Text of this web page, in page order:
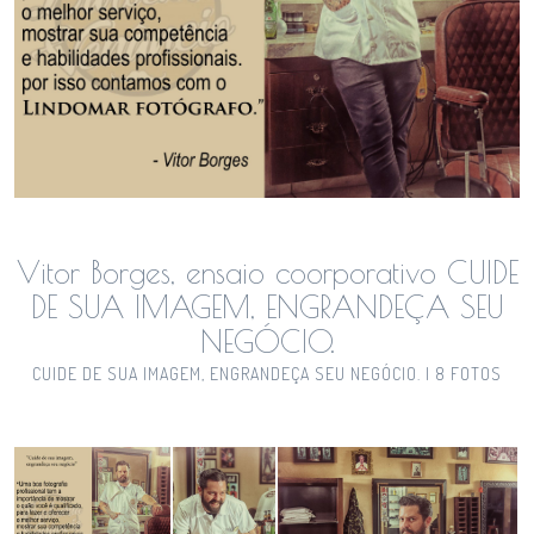
Vitor Borges, ensaio coorporativo CUIDE
DE SUA IMAGEM, ENGRANDEÇA SEU
NEGÓCIO.
CUIDE DE SUA IMAGEM, ENGRANDEÇA SEU NEGÓCIO. | 8 FOTOS
Guardar Guardar Guardar